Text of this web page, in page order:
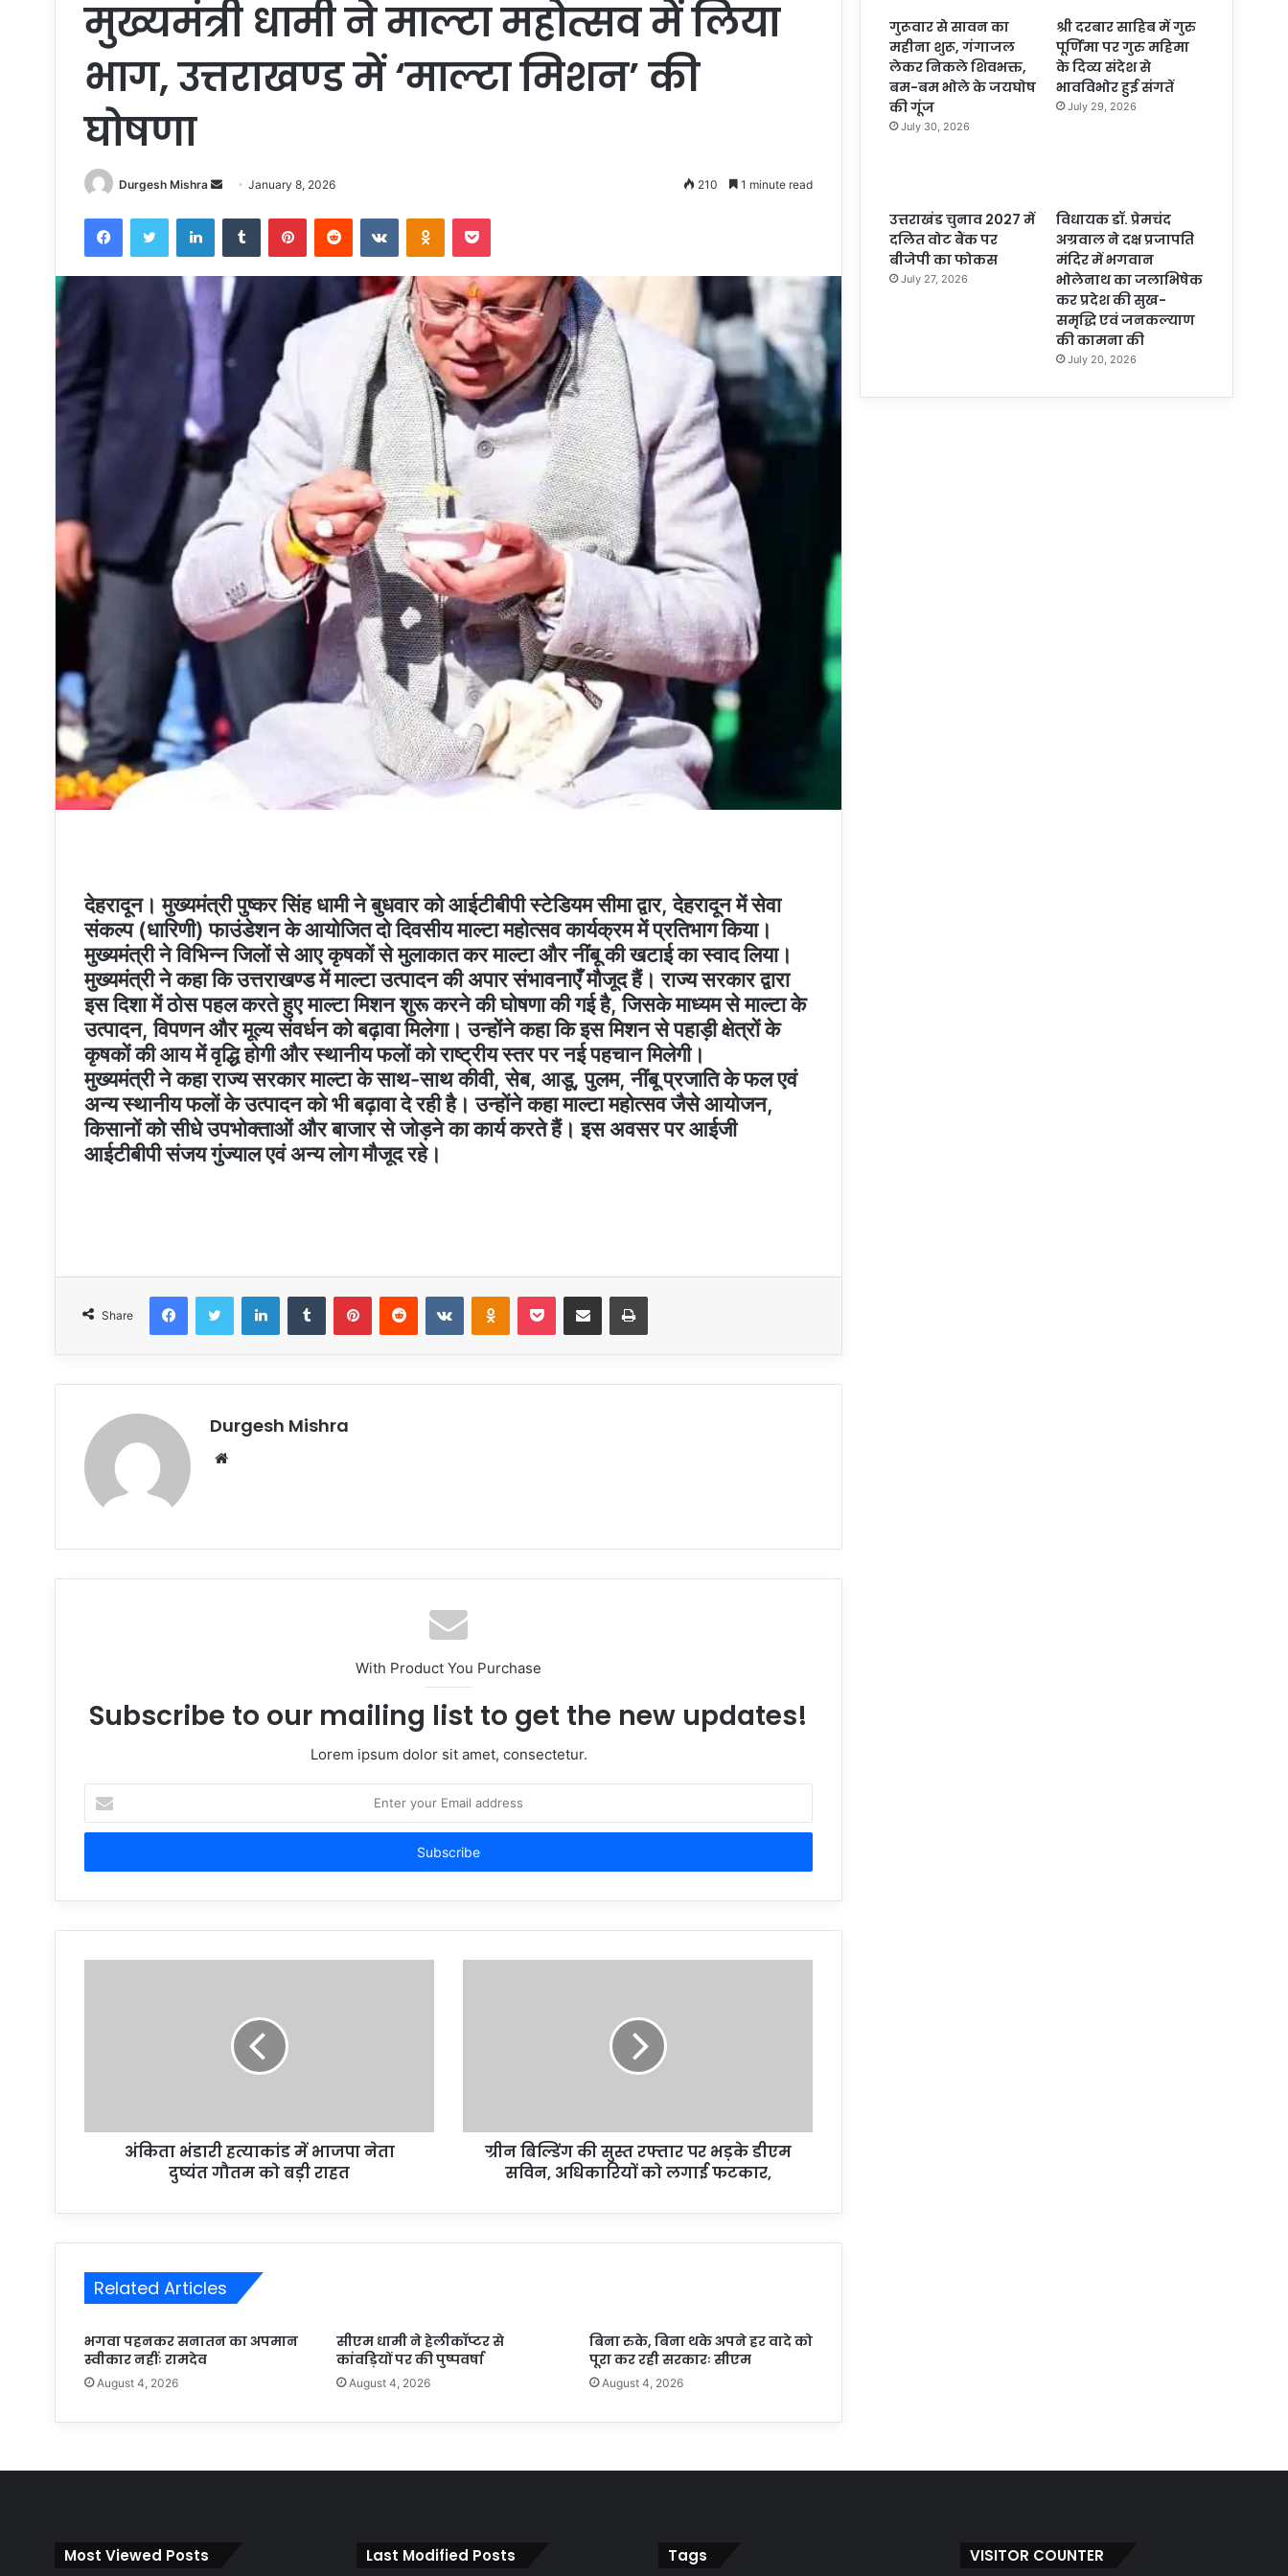
मुख्यमंत्री धामी ने माल्टा महोत्सव में लिया
भाग, उत्तराखण्ड में ‘माल्टा मिशन’ की
घोषणा
Durgesh Mishra
Send
email
January 8, 2026 210 1 minute read
FacebookTwitterLinkedInTumblrPinterestRedditVKontakteOdnoklassniki
Pocket
देहरादून। मुख्यमंत्री पुष्कर सिंह धामी ने बुधवार को आईटीबीपी स्टेडियम सीमा द्वार, देहरादून में सेवा
संकल्प (धारिणी) फाउंडेशन के आयोजित दो दिवसीय माल्टा महोत्सव कार्यक्रम में प्रतिभाग किया।
मुख्यमंत्री ने विभिन्न जिलों से आए कृषकों से मुलाकात कर माल्टा और नींबू की खटाई का स्वाद लिया।
मुख्यमंत्री ने कहा कि उत्तराखण्ड में माल्टा उत्पादन की अपार संभावनाएँ मौजूद हैं। राज्य सरकार द्वारा
इस दिशा में ठोस पहल करते हुए माल्टा मिशन शुरू करने की घोषणा की गई है, जिसके माध्यम से माल्टा के
उत्पादन, विपणन और मूल्य संवर्धन को बढ़ावा मिलेगा। उन्होंने कहा कि इस मिशन से पहाड़ी क्षेत्रों के
कृषकों की आय में वृद्धि होगी और स्थानीय फलों को राष्ट्रीय स्तर पर नई पहचान मिलेगी।
मुख्यमंत्री ने कहा राज्य सरकार माल्टा के साथ-साथ कीवी, सेब, आडू, पुलम, नींबू प्रजाति के फल एवं
अन्य स्थानीय फलों के उत्पादन को भी बढ़ावा दे रही है। उन्होंने कहा माल्टा महोत्सव जैसे आयोजन,
किसानों को सीधे उपभोक्ताओं और बाजार से जोड़ने का कार्य करते हैं। इस अवसर पर आईजी
आईटीबीपी संजय गुंज्याल एवं अन्य लोग मौजूद रहे।
Share
FacebookTwitterLinkedInTumblrPinterestRedditVKontakteOdnoklassniki
PocketShare via Email Print
Durgesh Mishra
Website
With Product You Purchase
Subscribe to our mailing list to get the new updates!
Lorem ipsum dolor sit amet, consectetur.
Enter
your
Email
अंकिता भंडारी हत्याकांड में भाजपा नेता
दुष्यंत गौतम को बड़ी राहत
ग्रीन बिल्डिंग की सुस्त रफ्तार पर भड़के डीएम
सविन, अधिकारियों को लगाई फटकार,
Related Articles
भगवा पहनकर सनातन का अपमान
स्वीकार नहींः रामदेव
August 4, 2026
सीएम धामी ने हेलीकॉप्टर से
कांवड़ियों पर की पुष्पवर्षा
August 4, 2026
बिना रुके, बिना थके अपने हर वादे को
पूरा कर रही सरकारः सीएम
August 4, 2026
गुरूवार से सावन का
महीना शुरू, गंगाजल
लेकर निकले शिवभक्त,
बम-बम भोले के जयघोष
की गूंज
July 30, 2026
श्री दरबार साहिब में गुरु
पूर्णिमा पर गुरु महिमा
के दिव्य संदेश से
भावविभोर हुई संगतें
July 29, 2026
उत्तराखंड चुनाव 2027 में
दलित वोट बैंक पर
बीजेपी का फोकस
July 27, 2026
विधायक डॉ. प्रेमचंद
अग्रवाल ने दक्ष प्रजापति
मंदिर में भगवान
भोलेनाथ का जलाभिषेक
कर प्रदेश की सुख-
समृद्धि एवं जनकल्याण
की कामना की
July 20, 2026
Most Viewed Posts Last Modified Posts Tags VISITOR COUNTER